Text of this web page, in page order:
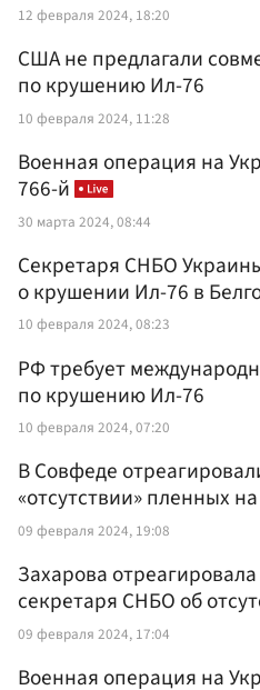
12 февраля 2024, 18:20
США не предлагали
по крушению Ил-76
10 февраля 2024, 11:28
Военная операция на
766-й
30 марта 2024, 08:44
Секретаря СНБО
о крушении Ил-76 в
10 февраля 2024, 08:23
РФ требует
по крушению Ил-76
10 февраля 2024, 07:20
В Совфеде
«отсутствии» пленных
09 февраля 2024, 19:08
Захарова
секретаря СНБО об
09 февраля 2024, 17:04
Военная операция на